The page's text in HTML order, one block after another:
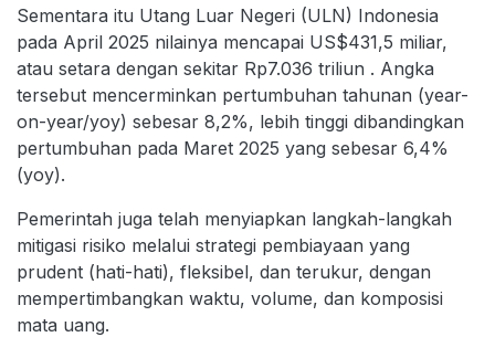
Sementara itu Utang Luar Negeri (ULN) Indonesia
pada April 2025 nilainya mencapai US$431,5 miliar,
atau setara dengan sekitar Rp7.036 triliun . Angka
tersebut mencerminkan pertumbuhan tahunan (year-
on-year/yoy) sebesar 8,2%, lebih tinggi dibandingkan
pertumbuhan pada Maret 2025 yang sebesar 6,4%
(yoy).
Pemerintah juga telah menyiapkan langkah-langkah
mitigasi risiko melalui strategi pembiayaan yang
prudent (hati-hati), fleksibel, dan terukur, dengan
mempertimbangkan waktu, volume, dan komposisi
mata uang.